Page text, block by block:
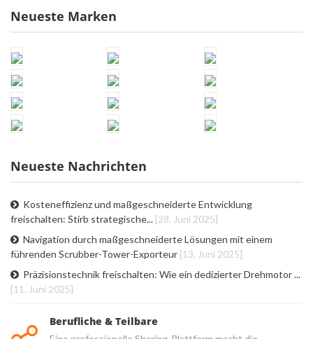
Neueste Marken
Neueste Nachrichten
Kosteneffizienz und maßgeschneiderte Entwicklung
freischalten: Stirb strategische... [28. Juni 2025]
Navigation durch maßgeschneiderte Lösungen mit einem
führenden Scrubber-Tower-Exporteur [13. Juni 2025]
Präzisionstechnik freischalten: Wie ein dedizierter Drehmotor ...
[11. Juni 2025]
Berufliche & Teilbare